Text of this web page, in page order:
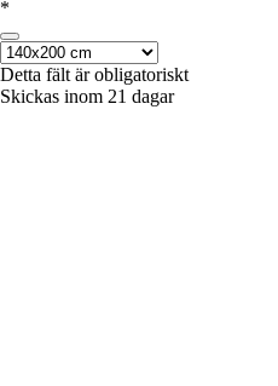
*
Detta fält är obligatoriskt
Skickas inom 21 dagar